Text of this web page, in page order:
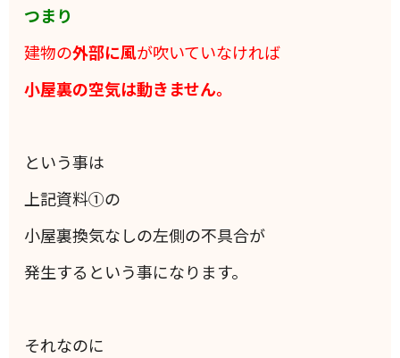
つまり
建物の外部に風が吹いていなければ
小屋裏の空気は動きません。
という事は
上記資料①の
小屋裏換気なしの左側の不具合が
発生するという事になります。
それなのに